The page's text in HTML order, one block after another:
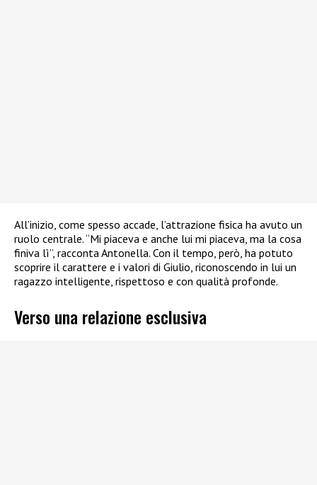
All’inizio, come spesso accade, l’attrazione fisica ha avuto un
ruolo centrale. “Mi piaceva e anche lui mi piaceva, ma la cosa
finiva lì”, racconta Antonella. Con il tempo, però, ha potuto
scoprire il carattere e i valori di Giulio, riconoscendo in lui un
ragazzo intelligente, rispettoso e con qualità profonde.
Verso una relazione esclusiva